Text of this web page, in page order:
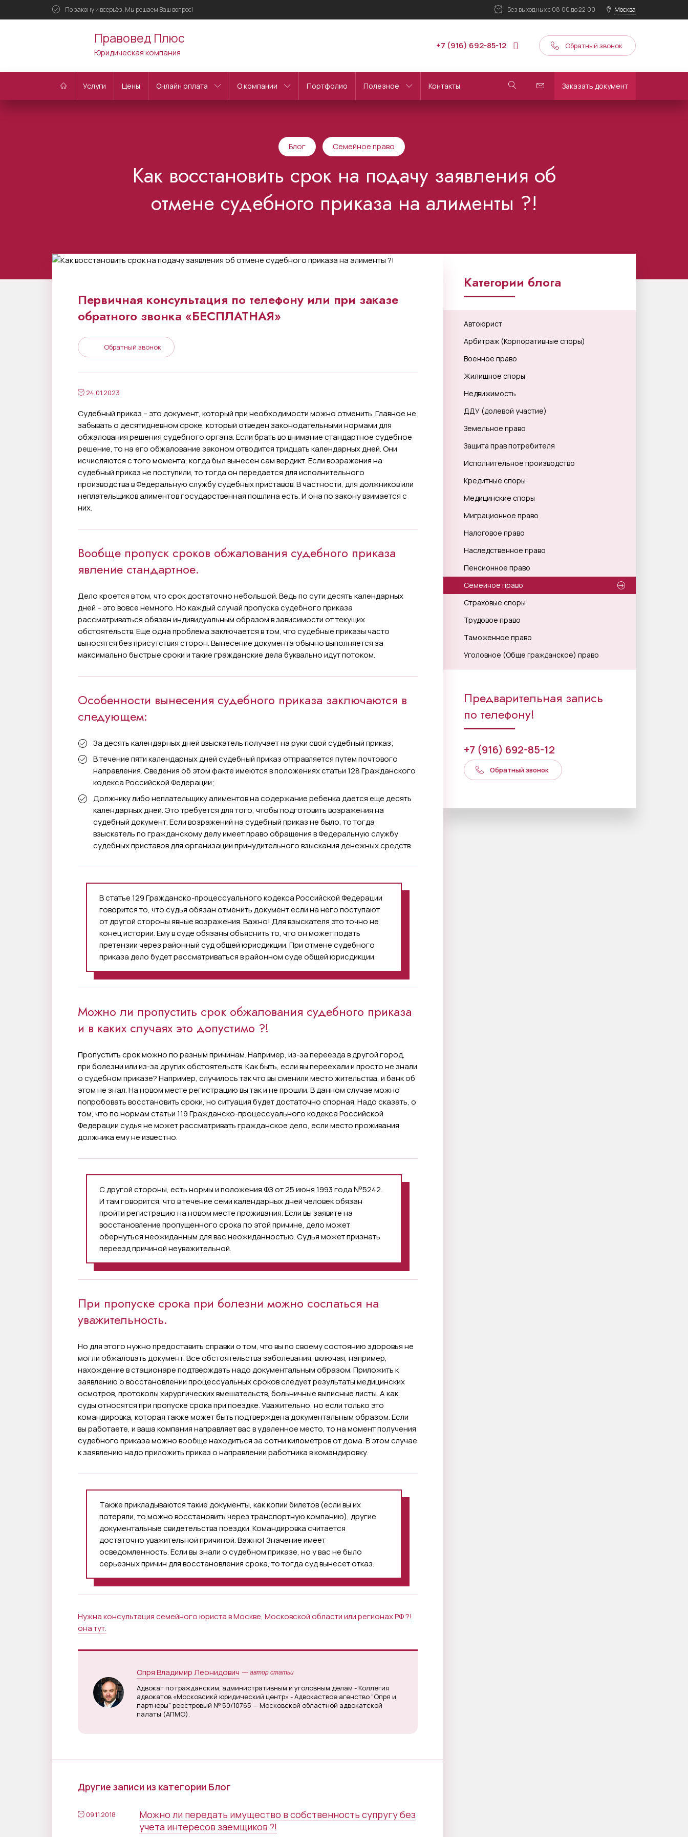
По закону и всерьёз, Мы решаем Ваш вопрос! Без выходныхс 08:00 до 22:00 Москва
Правовед Плюс
Юридическая компания
+7 (916) 692-85-12 Обратный звонок
Услуги Цены Онлайн оплата О компании Портфолио Полезное Контакты Заказать документ
Блог Семейное право
Как восстановить срок на подачу заявления об
отмене судебного приказа на алименты ?!
Первичная консультация по телефону или при заказе
обратного звонка «БЕСПЛАТНАЯ»
Обратный звонок
24.01.2023
Судебный приказ – это документ, который при необходимости можно отменить. Главное не
забывать о десятидневном сроке, который отведен законодательными нормами для
обжалования решения судебного органа. Если брать во внимание стандартное судебное
решение, то на его обжалование законом отводится тридцать календарных дней. Они
исчисляются с того момента, когда был вынесен сам вердикт. Если возражения на
судебный приказ не поступили, то тогда он передается для исполнительного
производства в Федеральную службу судебных приставов. В частности, для должников или
неплательщиков алиментов государственная пошлина есть. И она по закону взимается с
них.
Вообще пропуск сроков обжалования судебного приказа
явление стандартное.
Дело кроется в том, что срок достаточно небольшой. Ведь по сути десять календарных
дней – это вовсе немного. Но каждый случай пропуска судебного приказа
рассматриваться обязан индивидуальным образом в зависимости от текущих
обстоятельств. Еще одна проблема заключается в том, что судебные приказы часто
выносятся без присутствия сторон. Вынесение документа обычно выполняется за
максимально быстрые сроки и такие гражданские дела буквально идут потоком.
Особенности вынесения судебного приказа заключаются в
следующем:
За десять календарных дней взыскатель получает на руки свой судебный приказ;
В течение пяти календарных дней судебный приказ отправляется путем почтового
направления. Сведения об этом факте имеются в положениях статьи 128 Гражданского
кодекса Российской Федерации;
Должнику либо неплательщику алиментов на содержание ребенка дается еще десять
календарных дней. Это требуется для того, чтобы подготовить возражения на
судебный документ. Если возражений на судебный приказ не было, то тогда
взыскатель по гражданскому делу имеет право обращения в Федеральную службу
судебных приставов для организации принудительного взыскания денежных средств.
В статье 129 Гражданско-процессуального кодекса Российской Федерации
говорится то, что судья обязан отменить документ если на него поступают
от другой стороны явные возражения. Важно! Для взыскателя это точно не
конец истории. Ему в суде обязаны объяснить то, что он может подать
претензии через районный суд общей юрисдикции. При отмене судебного
приказа дело будет рассматриваться в районном суде общей юрисдикции.
Можно ли пропустить срок обжалования судебного приказа
и в каких случаях это допустимо ?!
Пропустить срок можно по разным причинам. Например, из-за переезда в другой город,
при болезни или из-за других обстоятельств. Как быть, если вы переехали и просто не знали
о судебном приказе? Например, случилось так что вы сменили место жительства, и банк об
этом не знал. На новом месте регистрацию вы так и не прошли. В данном случае можно
попробовать восстановить сроки, но ситуация будет достаточно спорная. Надо сказать, о
том, что по нормам статьи 119 Гражданско-процессуального кодекса Российской
Федерации судья не может рассматривать гражданское дело, если место проживания
должника ему не известно.
С другой стороны, есть нормы и положения ФЗ от 25 июня 1993 года №5242.
И там говорится, что в течение семи календарных дней человек обязан
пройти регистрацию на новом месте проживания. Если вы заявите на
восстановление пропущенного срока по этой причине, дело может
обернуться неожиданным для вас неожиданностью. Судья может признать
переезд причиной неуважительной.
При пропуске срока при болезни можно сослаться на
уважительность.
Но для этого нужно предоставить справки о том, что вы по своему состоянию здоровья не
могли обжаловать документ. Все обстоятельства заболевания, включая, например,
нахождение в стационаре подтверждать надо документальным образом. Приложить к
заявлению о восстановлении процессуальных сроков следует результаты медицинских
осмотров, протоколы хирургических вмешательств, больничные выписные листы. А как
суды относятся при пропуске срока при поездке. Уважительно, но если только это
командировка, которая также может быть подтверждена документальным образом. Если
вы работаете, и ваша компания направляет вас в удаленное место, то на момент получения
судебного приказа можно вообще находиться за сотни километров от дома. В этом случае
к заявлению надо приложить приказ о направлении работника в командировку.
Также прикладываются такие документы, как копии билетов (если вы их
потеряли, то можно восстановить через транспортную компанию), другие
документальные свидетельства поездки. Командировка считается
достаточно уважительной причиной. Важно! Значение имеет
осведомленность. Если вы знали о судебном приказе, но у вас не было
серьезных причин для восстановления срока, то тогда суд вынесет отказ.
Нужна консультация семейного юриста в Москве, Московской области или регионах РФ ?!
она тут.
Опря Владимир Леонидович — автор статьи
Адвокат по гражданским, административным и уголовным делам - Коллегия
адвокатов «Московсикй юридический центр» - Адвокаствое агенство "Опря и
партнеры" реестровый № 50/10765 — Московской областной адвокатской
палаты (АПМО).
Другие записи из категории Блог
09.11.2018
Можно ли передать имущество в собственность супругу без
учета интересов заемщиков ?!
Категории блога
Автоюрист
Арбитраж (Корпоративные споры)
Военное право
Жилищное споры
Недвижимость
ДДУ (долевой участие)
Земельное право
Защита прав потребителя
Исполнительное производство
Кредитные споры
Медицинские споры
Миграционное право
Налоговое право
Наследственное право
Пенсионное право
Семейное право
Страховые споры
Трудовое право
Таможенное право
Уголовное (Обще гражданское) право
Предварительная запись
по телефону!
+7 (916) 692-85-12
Обратный звонок